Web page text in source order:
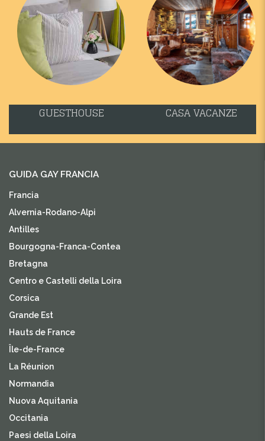
GUESTHOUSE CASA VACANZE
GUIDA GAY FRANCIA
Francia
Alvernia-Rodano-Alpi
Antilles
Bourgogna-Franca-Contea
Bretagna
Centro e Castelli della Loira
Corsica
Grande Est
Hauts de France
Île-de-France
La Réunion
Normandia
Nuova Aquitania
Occitania
Paesi della Loira